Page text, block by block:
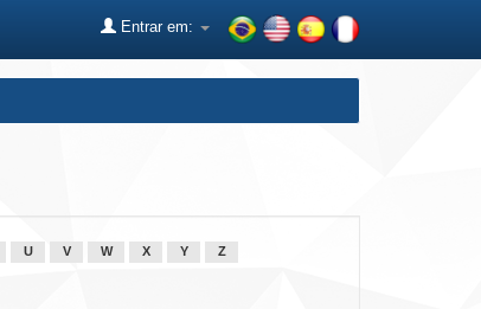
Entrar em:
U V W X Y Z